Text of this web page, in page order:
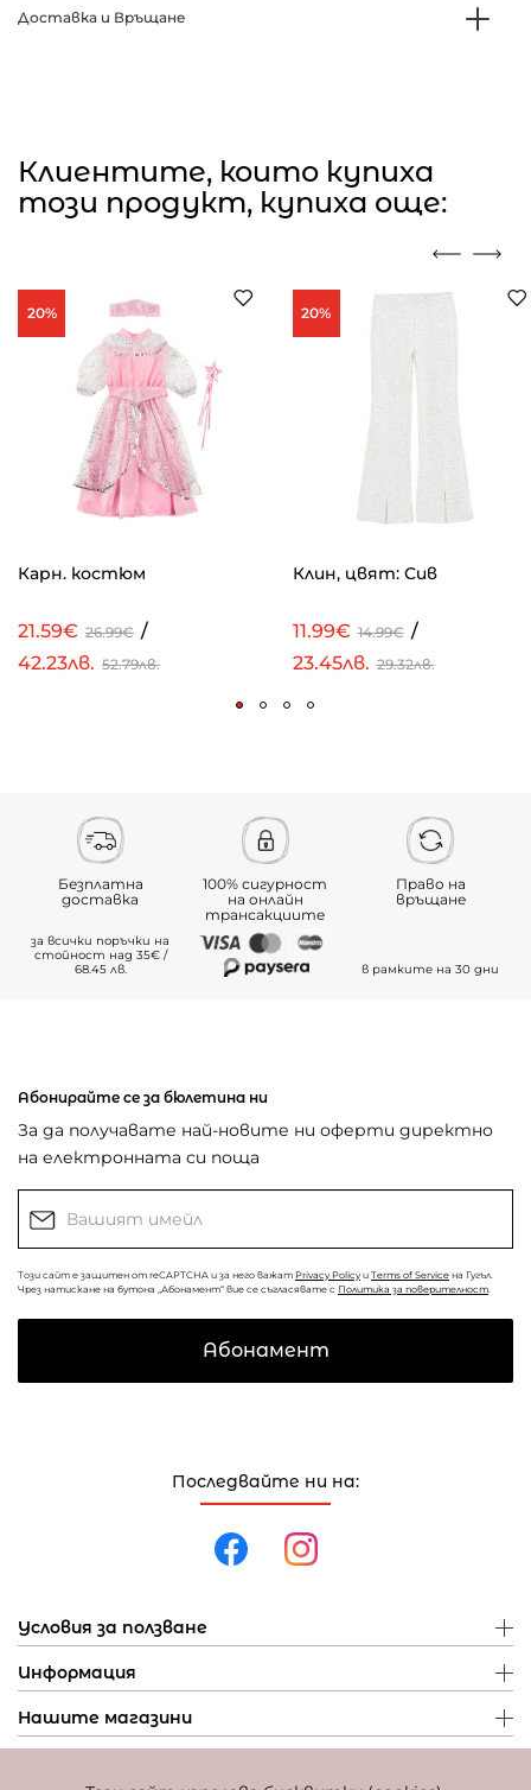
Доставка и Връщане
Клиентите, които купиха
този продукт, купиха още:
20%
Карн. костюм
21.59€ 26.99€ /
42.23лв. 52.79лв.
20%
Клин, цвят: Сив
11.99€ 14.99€ /
23.45лв. 29.32лв.
Безплатна
доставка
за всички поръчки на
стойност над 35€ /
68.45 лв.
100% сигурност
на онлайн
трансакциите
Право на
връщане
в рамките на 30 дни
Последвайте ни на:
Условия за ползване
Информация
Нашите магазини
Абонирайте се за бюлетина ни
За да получавате най-новите ни оферти директно
на електронната си поща
Този сайт е защитен от reCAPTCHA и за него важат Privacy Policy и Terms of Service на Гугъл.
Чрез натискане на бутона „Абонамент“ вие се съгласявате с Политика за поверителност
Абонамент